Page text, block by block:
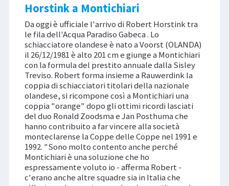
Horstink a Montichiari
Da oggi è ufficiale l'arrivo di Robert Horstink tra
le fila dell'Acqua Paradiso Gabeca . Lo
schiacciatore olandese è nato a Voorst (OLANDA)
il 26/12/1981 è alto 201 cm e giunge a Montichiari
con la formula del prestito annuale dalla Sisley
Treviso. Robert forma insieme a Rauwerdink la
coppia di schiacciatori titolari della nazionale
olandese, si ricompone così a Montichiari una
coppia "orange" dopo gli ottimi ricordi lasciati
del duo Ronald Zoodsma e Jan Posthuma che
hanno contribuito a far vincere alla società
monteclarense la Coppe delle Coppe nel 1991 e
1992. "Sono molto contento anche perché
Montichiari è una soluzione che ho
espressamente voluto io - afferma Robert -
c'erano anche altre squadre sia in Italia che